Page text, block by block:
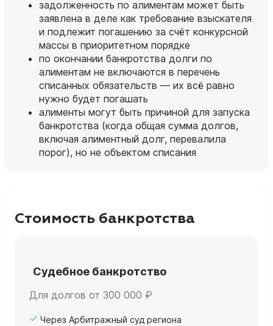
задолженность по алиментам может быть
заявлена в деле как требование взыскателя
и подлежит погашению за счёт конкурсной
массы в приоритетном порядке
по окончании банкротства долги по
алиментам не включаются в перечень
списанных обязательств — их всё равно
нужно будет погашать
алименты могут быть причиной для запуска
банкротства (когда общая сумма долгов,
включая алиментный долг, перевалила
порог), но не объектом списания
Стоимость банкротства
Судебное банкротство
Для долгов от 300 000 ₽
Через Арбитражный суд региона